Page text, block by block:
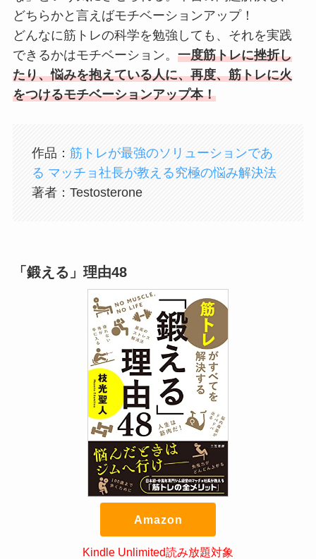
どちらかと言えばモチベーションアップ！
どんなに筋トレの科学を勉強しても、それを実践
できるかはモチベーション。 一度筋トレに挫折し
たり、悩みを抱えている人に、再度、筋トレに火
をつけるモチベーションアップ本！
作品： 筋トレが最強のソリューションであ
る マッチョ社長が教える究極の悩み解決法
著者：Testosterone
「鍛える」理由48
Amazon
Kindle Unlimited読み放題対象